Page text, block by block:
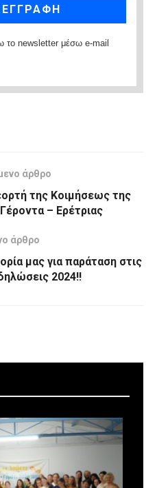
το newsletter μέσω e-mail
άρθρο
της Κοιμήσεως της
– Ερέτριας
άρθρο
μας για παράταση στις
2024!!